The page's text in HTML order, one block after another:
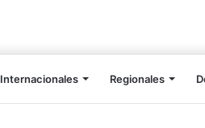
Internacionales Regionales